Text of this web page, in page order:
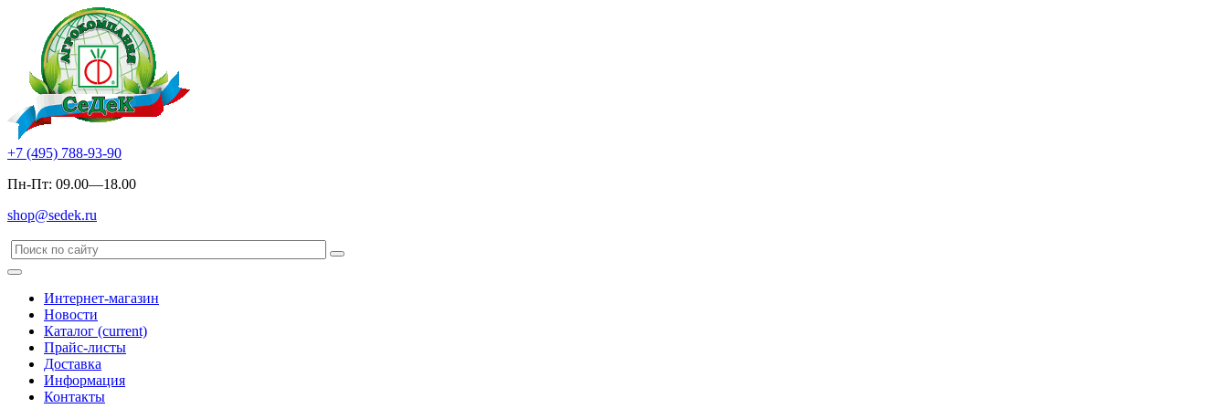
+7 (495) 788-93-90
Пн-Пт: 09.00—18.00
shop@sedek.ru
Интернет-магазин
Новости
Каталог (current)
Прайс-листы
Доставка
Информация
Контакты